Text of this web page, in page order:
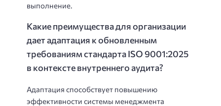
выполнение.
Какие преимущества для организации
дает адаптация к обновленным
требованиям стандарта ISO 9001:2025
в контексте внутреннего аудита?
Адаптация способствует повышению
эффективности системы менеджмента